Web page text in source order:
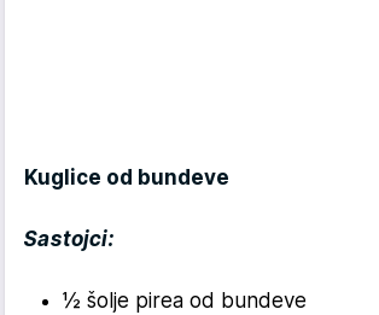
Kuglice od bundeve
Sastojci:
½ šolje pirea od bundeve